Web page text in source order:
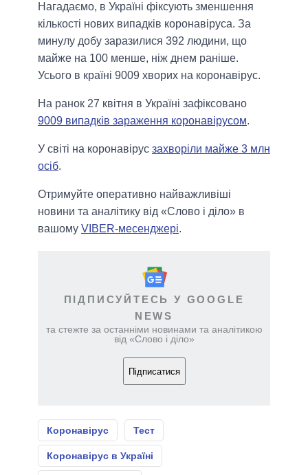
Нагадаємо, в Україні фіксують зменшення
кількості нових випадків коронавіруса. За
минулу добу заразилися 392 людини, що
майже на 100 менше, ніж днем раніше.
Усього в країні 9009 хворих на коронавірус.
На ранок 27 квітня в Україні зафіксовано
9009 випадків зараження коронавірусом.
У світі на коронавірус захворіли майже 3 млн
осіб.
Отримуйте оперативно найважливіші
новини та аналітику від «Слово і діло» в
вашому VIBER-месенджері.
ПІДПИСУЙТЕСЬ У GOOGLE
NEWS
та стежте за останніми новинами та аналітикою
від «Слово і діло»
Підписатися
Коронавірус Тест
Коронавірус в Україні